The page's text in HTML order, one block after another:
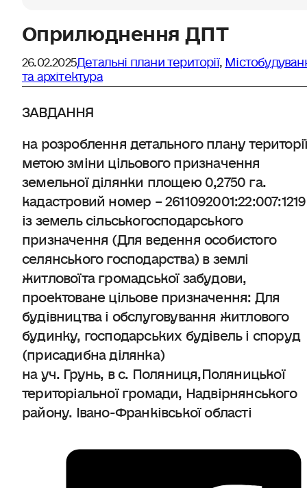
Оприлюднення ДПТ
26.02.2025Детальні плани території,
та архітектура
ЗАВДАННЯ
на розроблення детального плану
метою зміни цільового призначення
земельної ділянки площею 0,2750 га.
кадастровий номер – 2611092001:22:007:1219
із земель сільськогосподарського
призначення (Для ведення особистого
селянського господарства) в землі
житловоїта громадської забудови,
проектоване цільове призначення: Для
будівництва і обслуговування житлового
будинку, господарських будівель і споруд
(присадибна ділянка)
на уч. Грунь, в с. Поляниця,Поляницької
територіальної громади, Надвірнянського
району. Івано-Франківської області